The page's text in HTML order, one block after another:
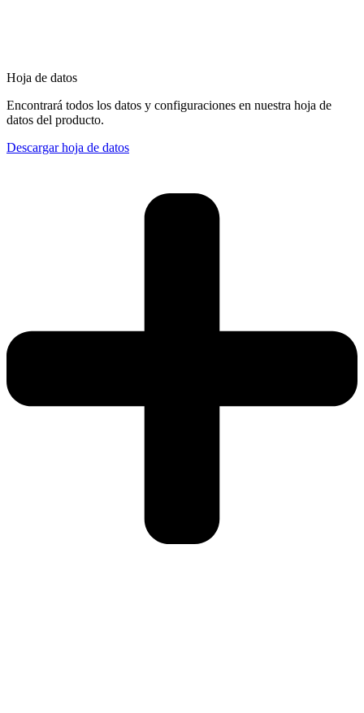
Hoja de datos
Encontrará todos los datos y configuraciones en nuestra hoja de
datos del producto.
Descargar hoja de datos